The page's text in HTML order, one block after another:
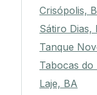
Crisópolis,
Sátiro Dias,
Tanque
Tabocas do
Laje, BA